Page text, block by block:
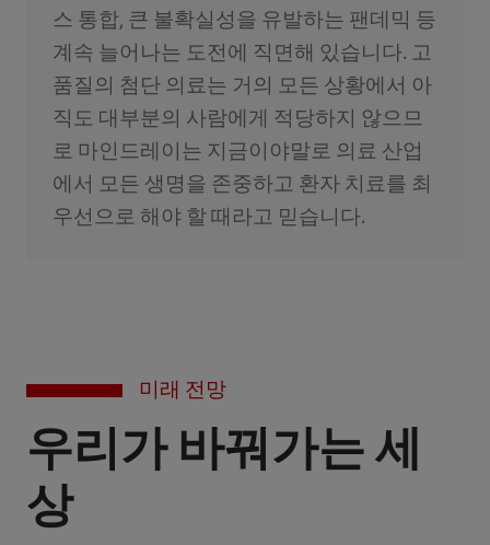
스 통합, 큰 불확실성을 유발하는 팬데믹 등
계속 늘어나는 도전에 직면해 있습니다. 고
품질의 첨단 의료는 거의 모든 상황에서 아
직도 대부분의 사람에게 적당하지 않으므
로 마인드레이는 지금이야말로 의료 산업
에서 모든 생명을 존중하고 환자 치료를 최
우선으로 해야 할 때라고 믿습니다.
미래 전망
우리가 바꿔가는 세
상